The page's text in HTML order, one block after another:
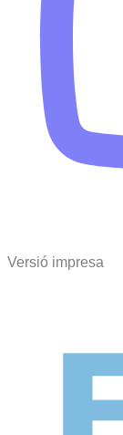
Versió impresa